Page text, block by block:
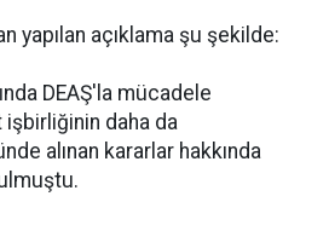
yapılan açıklama şu şekilde:
DEAŞ'la mücadele
daha da
alınan kararlar hakkında